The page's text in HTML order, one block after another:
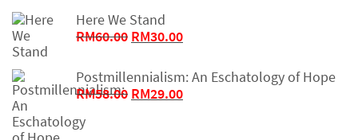
Here We Stand
RM60.00 原
为：
RM60.00。
RM30.00当
价
格
为：
Postmillennialism: An Eschatology of Hope
RM58.00 原
RM29.00当